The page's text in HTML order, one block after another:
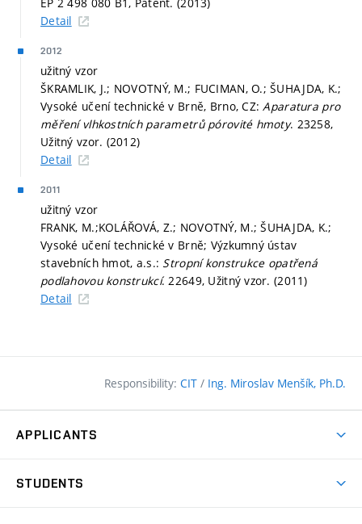
Detail
2012
užitný vzor
ŠKRAMLIK, J.; NOVOTNÝ, M.; FUCIMAN, O.; ŠUHAJDA, K.;
Vysoké učení technické v Brně, Brno, CZ:Aparatura pro
měření vlhkostních parametrů pórovité hmoty. 23258,
Užitný vzor. (2012)
Detail
2011
užitný vzor
FRANK, M.;KOLÁŘOVÁ, Z.; NOVOTNÝ, M.; ŠUHAJDA, K.;
Vysoké učení technické v Brně; Výzkumný ústav
stavebních hmot, a.s.: Stropní konstrukce opatřená
podlahovou konstrukcí. 22649, Užitný vzor. (2011)
Detail
Responsibility: CIT / Ing. Miroslav Menšík, Ph.D.
APPLICANTS
STUDENTS